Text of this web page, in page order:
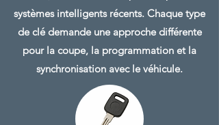
systèmes intelligents récents. Chaque type
de clé demande une approche différente
pour la coupe, la programmation et la
synchronisation avec le véhicule.